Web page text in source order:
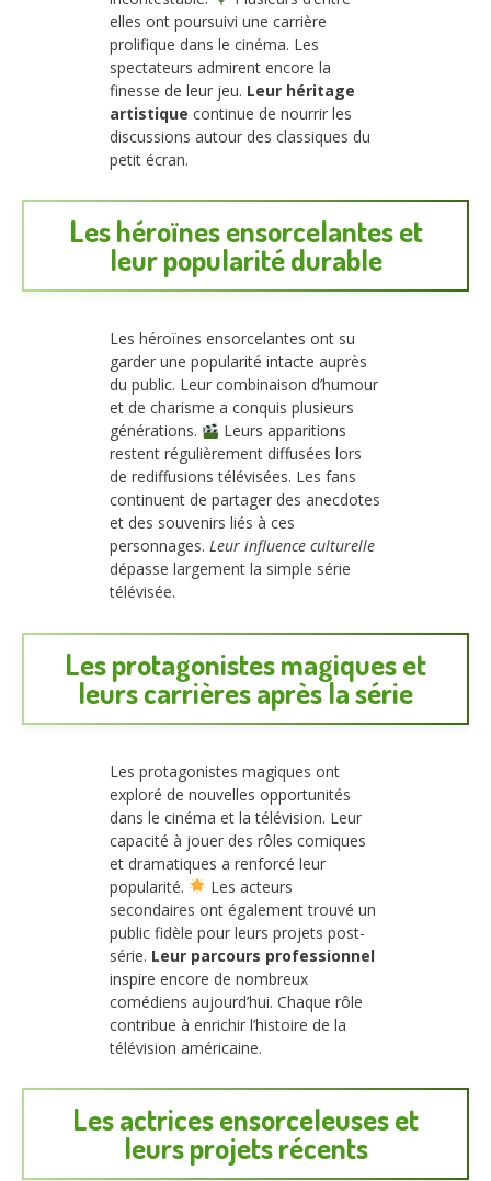
elles ont poursuivi une carrière
prolifique dans le cinéma. Les
spectateurs admirent encore la
finesse de leur jeu. Leur héritage
artistique continue de nourrir les
discussions autour des classiques du
petit écran.
Les héroïnes ensorcelantes et
leur popularité durable
Les héroïnes ensorcelantes ont su
garder une popularité intacte auprès
du public. Leur combinaison d’humour
et de charisme a conquis plusieurs
générations.
Leurs apparitions
restent régulièrement diffusées lors
de rediffusions télévisées. Les fans
continuent de partager des anecdotes
et des souvenirs liés à ces
personnages. Leur influence culturelle
dépasse largement la simple série
télévisée.
Les protagonistes magiques et
leurs carrières après la série
Les protagonistes magiques ont
exploré de nouvelles opportunités
dans le cinéma et la télévision. Leur
capacité à jouer des rôles comiques
et dramatiques a renforcé leur
popularité.
Les acteurs
secondaires ont également trouvé un
public fidèle pour leurs projets post-
série. Leur parcours professionnel
inspire encore de nombreux
comédiens aujourd’hui. Chaque rôle
contribue à enrichir l’histoire de la
télévision américaine.
Les actrices ensorceleuses et
leurs projets récents